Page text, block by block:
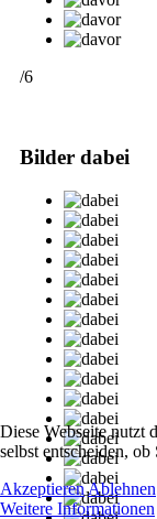
/6
Bilder dabei
Diese Webseite nutzt
selbst entscheiden, ob
AkzeptierenAblehnen
Weitere Informationen